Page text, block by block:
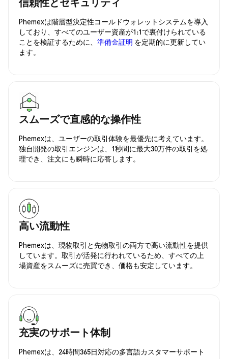
Phemexは階層型決定性コールドウォレットシステムを導入
しており、すべてのユーザー資産が1:1で裏付けられている
ことを検証するために、 準備金証明 を定期的に更新してい
ます。
スムーズで直感的な操作性
Phemexは、ユーザーの取引体験を最優先に考えています。
独自開発の取引エンジンは、1秒間に最大30万件の取引を処
理でき、注文にも瞬時に応答します。
高い流動性
Phemexは、現物取引と先物取引の両方で高い流動性を提供
しています。取引が活発に行われているため、すべての上
場資産をスムーズに売買でき、価格も安定しています。
充実のサポート体制
Phemexは、24時間365日対応の多言語カスタマーサポート